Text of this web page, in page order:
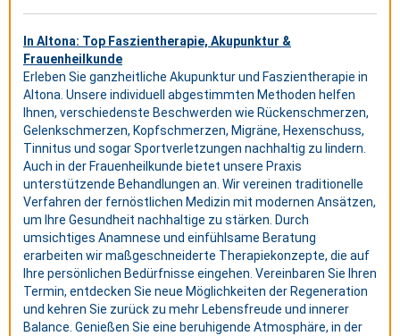
In Altona: Top Faszientherapie, Akupunktur &
Frauenheilkunde
Erleben Sie ganzheitliche Akupunktur und Faszientherapie in
Altona. Unsere individuell abgestimmten Methoden helfen
Ihnen, verschiedenste Beschwerden wie Rückenschmerzen,
Gelenkschmerzen, Kopfschmerzen, Migräne, Hexenschuss,
Tinnitus und sogar Sportverletzungen nachhaltig zu lindern.
Auch in der Frauenheilkunde bietet unsere Praxis
unterstützende Behandlungen an. Wir vereinen traditionelle
Verfahren der fernöstlichen Medizin mit modernen Ansätzen,
um Ihre Gesundheit nachhaltige zu stärken. Durch
umsichtiges Anamnese und einfühlsame Beratung
erarbeiten wir maßgeschneiderte Therapiekonzepte, die auf
Ihre persönlichen Bedürfnisse eingehen. Vereinbaren Sie Ihren
Termin, entdecken Sie neue Möglichkeiten der Regeneration
und kehren Sie zurück zu mehr Lebensfreude und innerer
Balance. Genießen Sie eine beruhigende Atmosphäre, in der